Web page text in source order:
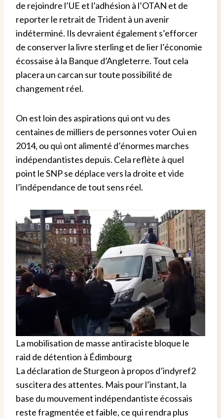
de rejoindre l’UE et l’adhésion à l’OTAN et de
reporter le retrait de Trident à un avenir
indéterminé. Ils devraient également s’efforcer
de conserver la livre sterling et de lier l’économie
écossaise à la Banque d’Angleterre. Tout cela
placera un carcan sur toute possibilité de
changement réel.
On est loin des aspirations qui ont vu des
centaines de milliers de personnes voter Oui en
2014, ou qui ont alimenté d’énormes marches
indépendantistes depuis. Cela reflète à quel
point le SNP se déplace vers la droite et vide
l’indépendance de tout sens réel.
La mobilisation de masse antiraciste bloque le
raid de détention à Édimbourg
La déclaration de Sturgeon à propos d’indyref2
suscitera des attentes. Mais pour l’instant, la
base du mouvement indépendantiste écossais
reste fragmentée et faible, ce qui rendra plus